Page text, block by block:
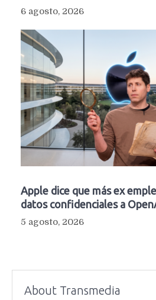
6 agosto, 2026
Apple dice que más ex
datos confidenciales a
5 agosto, 2026
About Transmedia